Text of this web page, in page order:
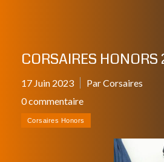
CORSAIRES
17 Juin 2023
Par Corsaires
0 commentaire